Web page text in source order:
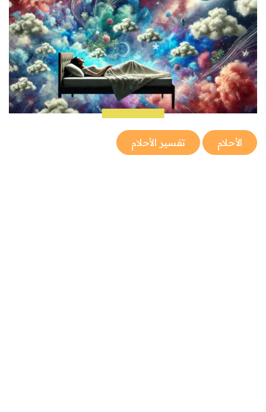
الأحلام تفسير الأحلام